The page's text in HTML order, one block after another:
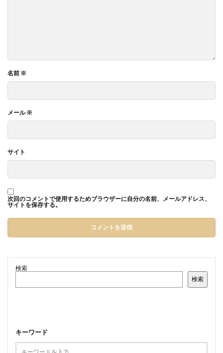
名前 ※
メール※
サイト
次回のコメントで使用するためブラウザーに自分の名前、メールアドレス、
サイトを保存する。
検索
検索
キーワード